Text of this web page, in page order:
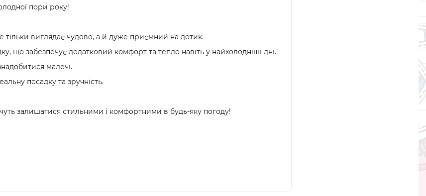
пори року!
тільки виглядає чудово, а й дуже приємний на дотик.
що забезпечує додатковий комфорт та тепло навіть у найхолодніші дні.
малечі.
посадку та зручність.
залишатися стильними і комфортними в будь-яку погоду!